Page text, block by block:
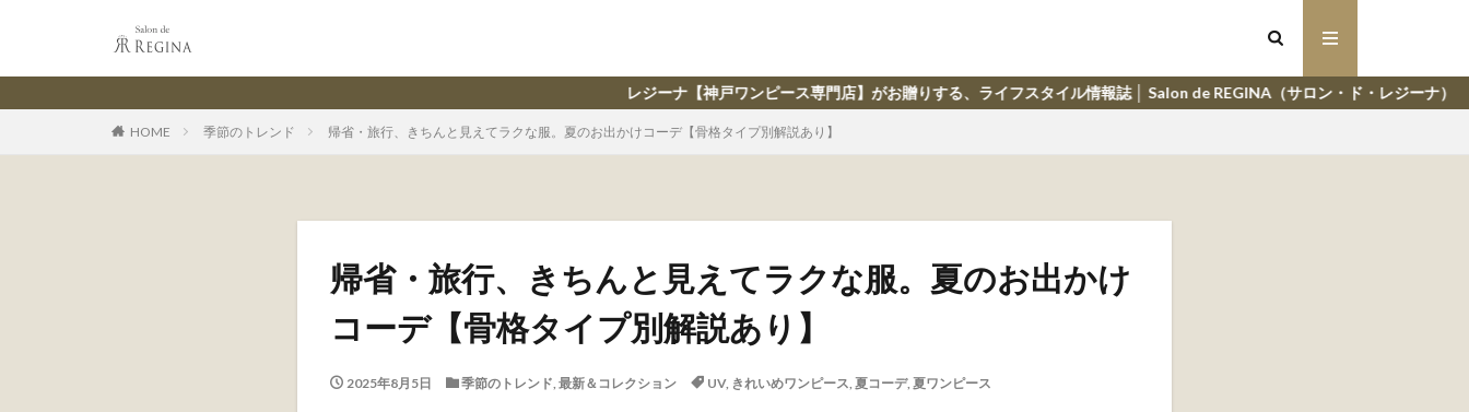
レジーナ【神戸ワンピース専門店】がお贈りする、ライフスタイル情報誌 │ Salon de REGINA（サロン・ド・レジーナ）
HOME 季節のトレンド 帰省・旅行、きちんと見えてラクな服。夏のお出かけコーデ【骨格タイプ別解説あり】
帰省・旅行、きちんと見えてラクな服。夏のお出かけ
コーデ【骨格タイプ別解説あり】
2025年8月5日 季節のトレンド, 最新＆コレクション UV, きれいめワンピース, 夏コーデ, 夏ワンピース